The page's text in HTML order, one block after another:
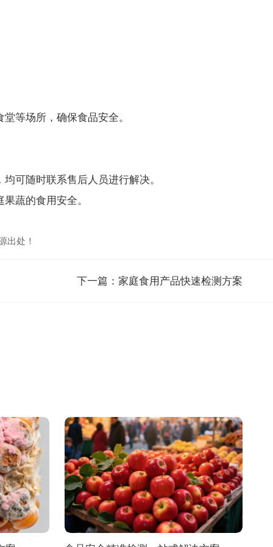
等场所，确保食品安全。
可随时联系售后人员进行解决。
蔬的食用安全。
出处！
下一篇： 家庭食用产品快速检测方案